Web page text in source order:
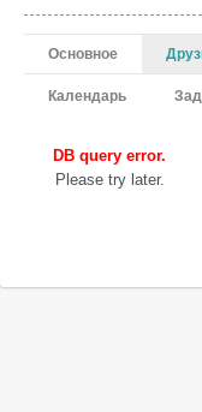
Основное
Календарь
DB query error.
Please try later.